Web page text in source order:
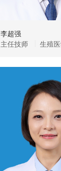
李超强
主任技师
生殖